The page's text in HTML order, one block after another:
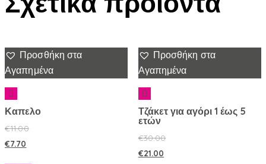
Προσθήκη στα
Αγαπημένα
Καπελο
€11.00
€7.70
Προσθήκη στα
Αγαπημένα
Τζάκετ για αγόρι 1 έως 5
ετών
€30.00
€21.00